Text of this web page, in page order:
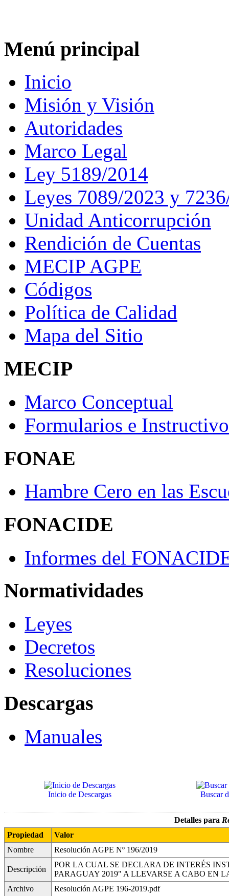
Menú principal
Inicio
Misión y Visión
Autoridades
Marco Legal
Ley 5189/2014
Leyes 7089/2023 y
Unidad Anticorrupción
Rendición de Cuentas
MECIP AGPE
Códigos
Política de Calidad
Mapa del Sitio
MECIP
Marco Conceptual
Formularios e
FONAE
Hambre Cero en las
FONACIDE
Informes del
Normatividades
Leyes
Decretos
Resoluciones
Descargas
Manuales
Inicio de Descargas Buscar
Detalles para
Propiedad
Valor
Nombre
Resolución AGPE Nº 196/2019
Descripción
POR LA CUAL SE DECLARA DE INTERÉS
PARAGUAY 2019" A LLEVARSE A CABO EN
Archivo
Resolución AGPE 196-2019.pdf